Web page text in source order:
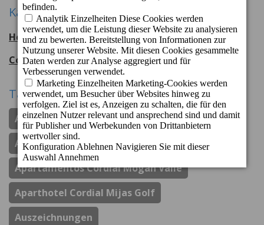
Kategorien
Hotel Cordial Mogán Playa 56 entradas
Cordial Hotels & Resorts 108 entradas
Tags
Apartamentos Cordial Judoca Beach
Apartamentos Cordial Magec Taurito
Apartamentos Cordial Mogan Valle
Aparthotel Cordial Mijas Golf
Auszeichnungen